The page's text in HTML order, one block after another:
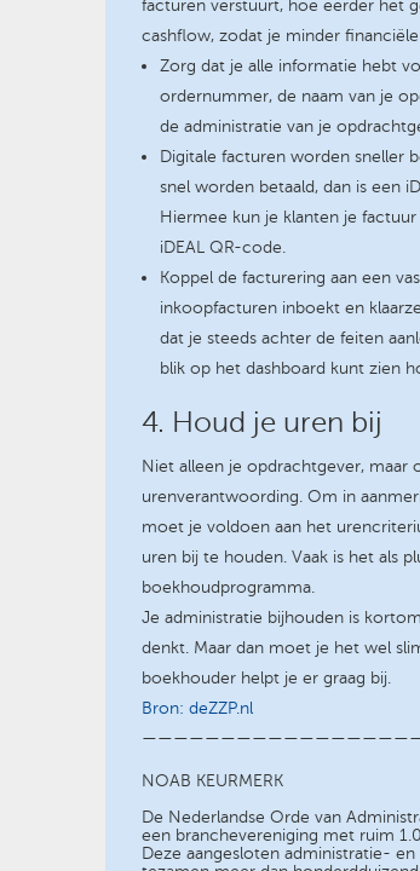
facturen verstuurt, hoe eerder het
cashflow, zodat je minder
Zorg dat je alle informatie hebt
ordernummer, de naam van je
de administratie van je
Digitale facturen worden sneller
snel worden betaald, dan is een
Hiermee kun je klanten je
iDEAL QR-code.
Koppel de facturering aan een
inkoopfacturen inboekt en
dat je steeds achter de feiten
blik op het dashboard kunt zien
4. Houd je uren bij
Niet alleen je opdrachtgever, maar
urenverantwoording. Om in
moet je voldoen aan het
uren bij te houden. Vaak is het als
boekhoudprogramma.
Je administratie bijhouden is
denkt. Maar dan moet je het wel
boekhouder helpt je er graag bij.
Bron: deZZP.nl
NOAB KEURMERK
De Nederlandse Orde van
een branchevereniging met ruim
Deze aangesloten administratie-